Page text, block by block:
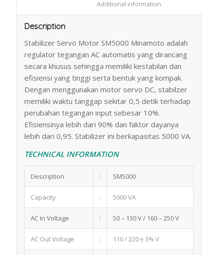
Description
Stabilizer Servo Motor SM5000 Minamoto adalah
regulator tegangan AC automatis yang dirancang
secara khusus sehingga memiliki kestabilan dan
efisiensi yang tinggi serta bentuk yang kompak.
Dengan menggunakan motor servo DC, stabilzer
memiliki waktu tanggap sekitar 0,5 detik terhadap
perubahan tegangan input sebesar 10%.
Efisiensinya lebih dari 90% dan faktor dayanya
lebih dari 0,95. Stabilizer ini berkapasitas 5000 VA.
TECHNICAL INFORMATION
Description : SM5000
Capacity : 5000 VA
AC In Voltage : 50 – 130 V / 160 – 250 V
AC Out Voltage : 110 / 220 ± 3% V